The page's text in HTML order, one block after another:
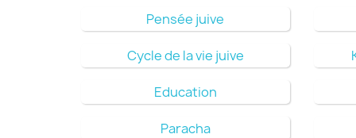
Pensée juive
Cycle de la vie juive
Education
Paracha